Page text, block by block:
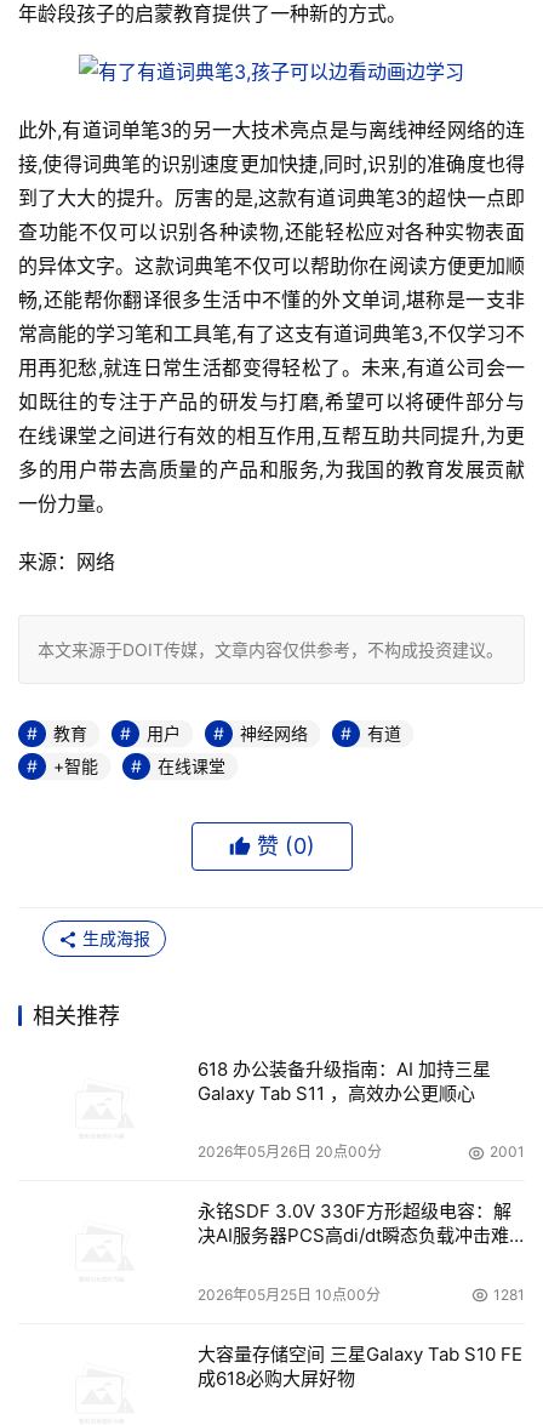
年龄段孩子的启蒙教育提供了一种新的方式。
此外,有道词单笔3的另一大技术亮点是与离线神经网络的连
接,使得词典笔的识别速度更加快捷,同时,识别的准确度也得
到了大大的提升。厉害的是,这款有道词典笔3的超快一点即
查功能不仅可以识别各种读物,还能轻松应对各种实物表面
的异体文字。这款词典笔不仅可以帮助你在阅读方便更加顺
畅,还能帮你翻译很多生活中不懂的外文单词,堪称是一支非
常高能的学习笔和工具笔,有了这支有道词典笔3,不仅学习不
用再犯愁,就连日常生活都变得轻松了。未来,有道公司会一
如既往的专注于产品的研发与打磨,希望可以将硬件部分与
在线课堂之间进行有效的相互作用,互帮互助共同提升,为更
多的用户带去高质量的产品和服务,为我国的教育发展贡献
一份力量。
来源：网络
本文来源于DOIT传媒，文章内容仅供参考，不构成投资建议。
教育 用户 神经网络
有道
+智能
在线课堂
赞 (0)
生成海报
相关推荐
618 办公装备升级指南：AI 加持三星
Galaxy Tab S11 ，高效办公更顺心
2026年05月26日 20点00分 2001
永铭SDF 3.0V 330F方形超级电容：解
决AI服务器PCS高di/dt瞬态负载冲击难
2026年05月25日 10点00分 1281
大容量存储空间 三星Galaxy Tab S10 FE
成618必购大屏好物